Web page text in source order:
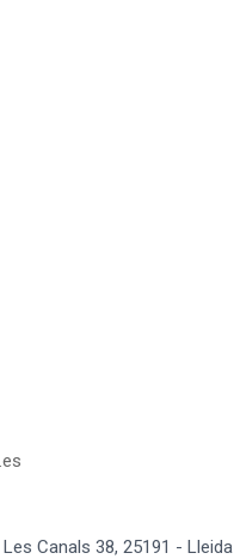
Canals 38, 25191 - Lleida